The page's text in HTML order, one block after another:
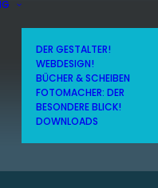
DER GESTALTER!
WEBDESIGN!
BÜCHER & SCHEIBEN
FOTOMACHER: DER
BESONDERE BLICK!
DOWNLOADS